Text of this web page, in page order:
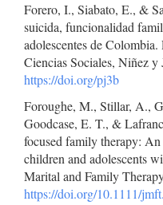
Forero, I., Siabato, E., &
suicida, funcionalidad
adolescentes de
Ciencias Sociales, Niñez
https://doi.org/pj3b
Foroughe, M., Stillar, A.,
Goodcase, E. T., &
focused family therapy:
children and adolescents
Marital and Family
https://doi.org/10.1111/